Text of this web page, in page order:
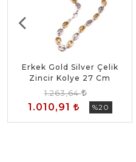
Erkek Gold Silver Çelik
Zincir Kolye 27 Cm
1.263,64
1.010,91 %20